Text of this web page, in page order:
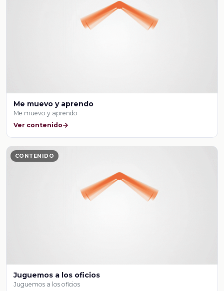
Me muevo y aprendo
Me muevo y aprendo
Ver contenido
CONTENIDO
Juguemos a los oficios
Juguemos a los oficios